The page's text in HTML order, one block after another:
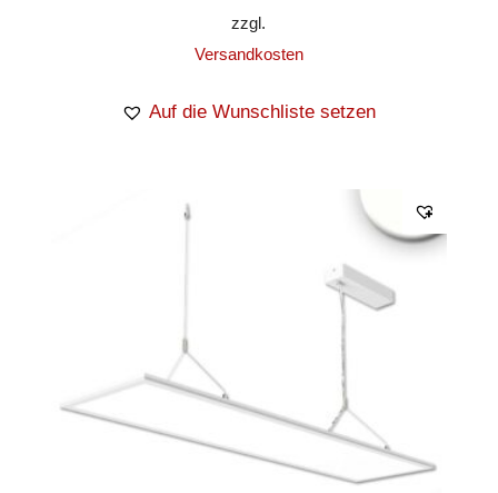
zzgl.
Versandkosten
Auf die Wunschliste setzen